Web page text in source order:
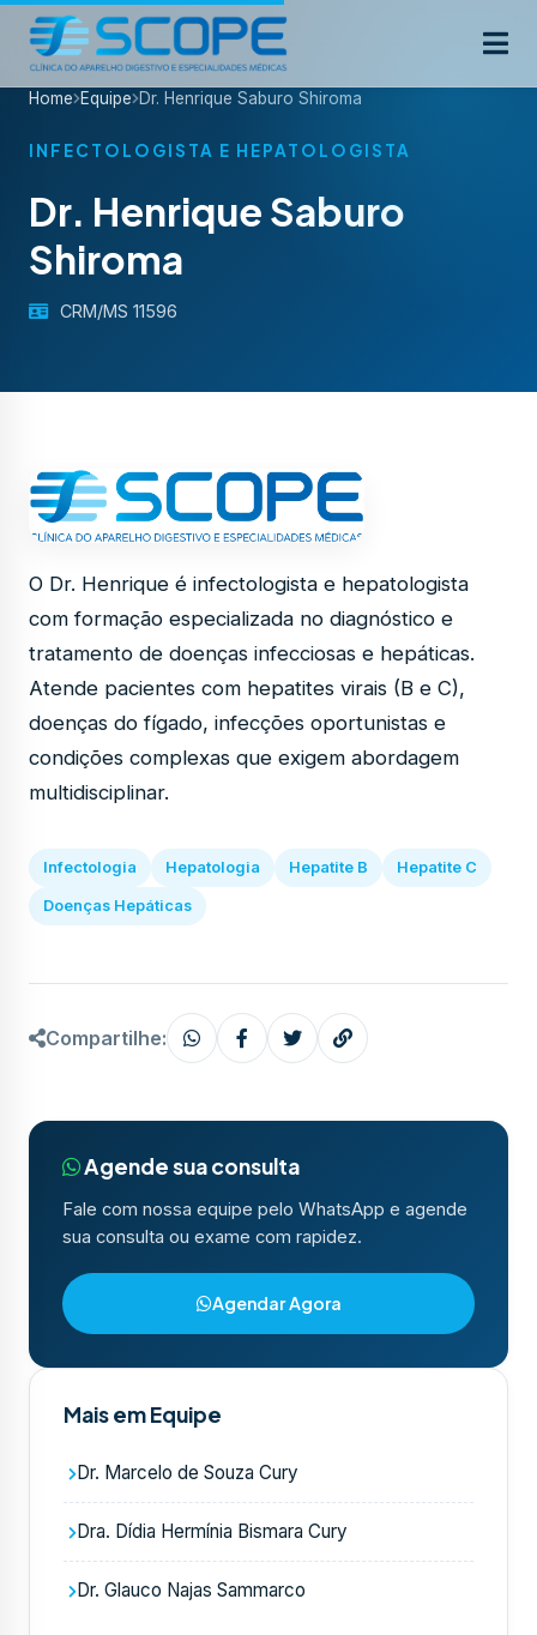
Home Equipe Dr. Henrique Saburo Shiroma
INFECTOLOGISTA E HEPATOLOGISTA
Dr. Henrique Saburo
Shiroma
CRM/MS 11596
O Dr. Henrique é infectologista e hepatologista
com formação especializada no diagnóstico e
tratamento de doenças infecciosas e hepáticas.
Atende pacientes com hepatites virais (B e C),
doenças do fígado, infecções oportunistas e
condições complexas que exigem abordagem
multidisciplinar.
Infectologia Hepatologia Hepatite B Hepatite C
Doenças Hepáticas
Compartilhe:
Agende sua consulta
Fale com nossa equipe pelo WhatsApp e agende
sua consulta ou exame com rapidez.
Agendar Agora
Mais em Equipe
Dr. Marcelo de Souza Cury
Dra. Dídia Hermínia Bismara Cury
Dr. Glauco Najas Sammarco